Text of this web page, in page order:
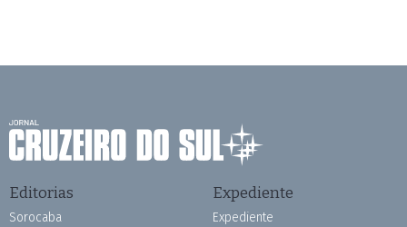
Editorias
Sorocaba
Expediente
Expediente